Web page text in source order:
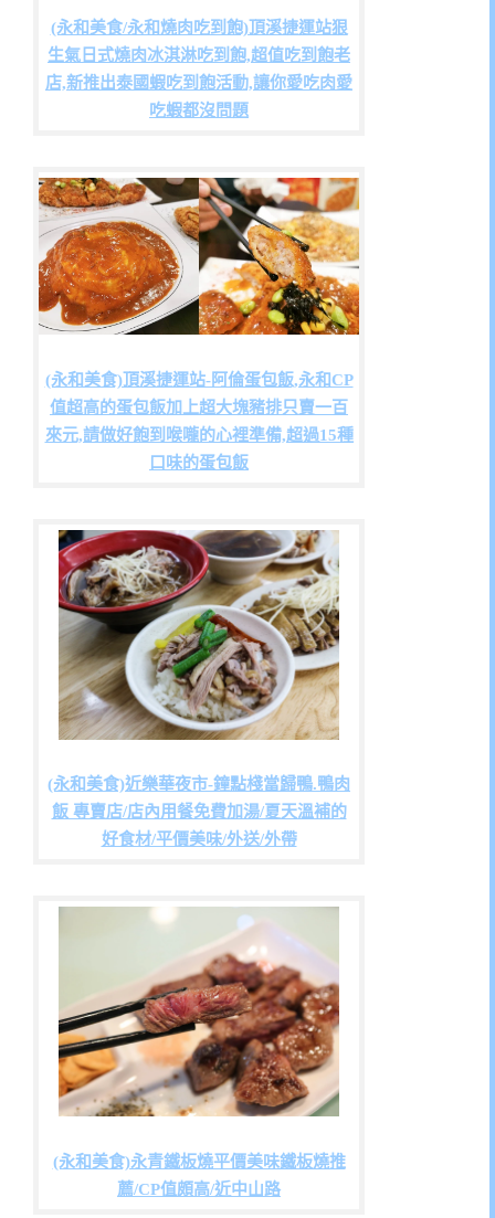
(永和美食/永和燒肉吃到飽)頂溪捷運站狠
生氣日式燒肉冰淇淋吃到飽,超值吃到飽老
店,新推出泰國蝦吃到飽活動,讓你愛吃肉愛
吃蝦都沒問題
(永和美食)頂溪捷運站-阿倫蛋包飯,永和CP
值超高的蛋包飯加上超大塊豬排只賣一百
來元,請做好飽到喉嚨的心裡準備,超過15種
口味的蛋包飯
(永和美食)近樂華夜市-鐘點棧當歸鴨.鴨肉
飯 專賣店/店內用餐免費加湯/夏天溫補的
好食材/平價美味/外送/外帶
(永和美食)永青鐵板燒平價美味鐵板燒推
薦/CP值頗高/近中山路